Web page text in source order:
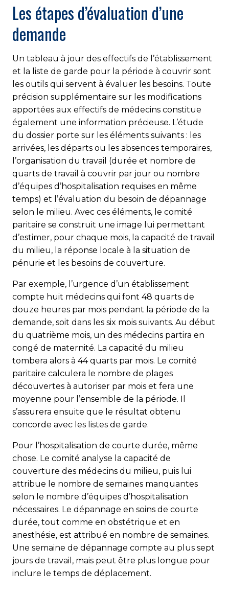
Les étapes d’évaluation d’une
demande
Un tableau à jour des effectifs de l’établissement
et la liste de garde pour la période à couvrir sont
les outils qui servent à évaluer les besoins. Toute
précision supplémentaire sur les modifications
apportées aux effectifs de médecins constitue
également une information précieuse. L’étude
du dossier porte sur les éléments suivants : les
arrivées, les départs ou les absences temporaires,
l’organisation du travail (durée et nombre de
quarts de travail à couvrir par jour ou nombre
d’équipes d’hospitalisation requises en même
temps) et l’évaluation du besoin de dépannage
selon le milieu. Avec ces éléments, le comité
paritaire se construit une image lui permettant
d’estimer, pour chaque mois, la capacité de travail
du milieu, la réponse locale à la situation de
pénurie et les besoins de couverture.
Par exemple, l’urgence d’un établissement
compte huit médecins qui font 48 quarts de
douze heures par mois pendant la période de la
demande, soit dans les six mois suivants. Au début
du quatrième mois, un des médecins partira en
congé de maternité. La capacité du milieu
tombera alors à 44 quarts par mois. Le comité
paritaire calculera le nombre de plages
découvertes à autoriser par mois et fera une
moyenne pour l’ensemble de la période. Il
s’assurera ensuite que le résultat obtenu
concorde avec les listes de garde.
Pour l’hospitalisation de courte durée, même
chose. Le comité analyse la ca­pa­cité de
couverture des médecins du milieu, puis lui
attribue le nombre de semaines manquantes
selon le nombre d’équipes d’hospitalisation
nécessaires. Le dépannage en soins de courte
durée, tout comme en obstétrique et en
anesthésie, est attribué en nombre de semaines.
Une semaine de dépannage compte au plus sept
jours de travail, mais peut être plus longue pour
inclure le temps de déplacement.